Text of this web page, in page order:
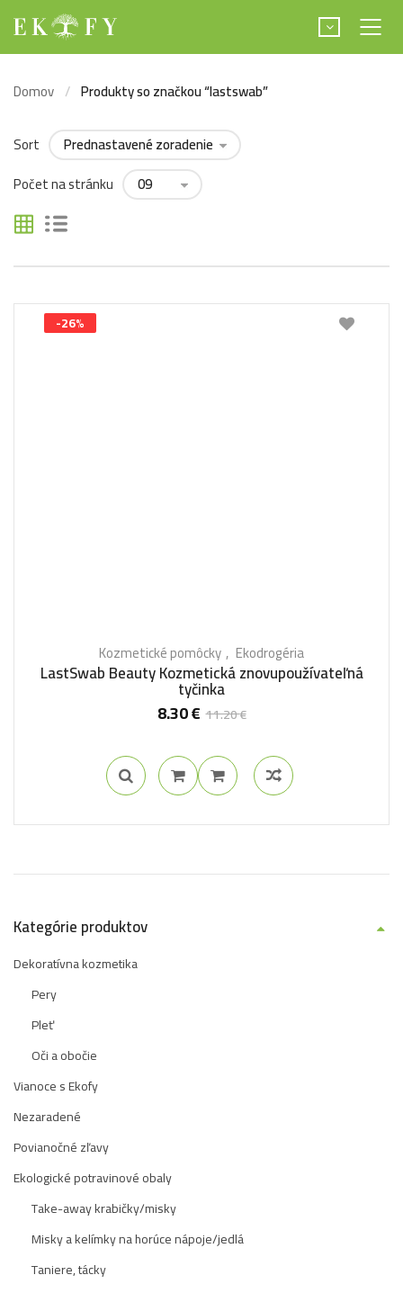
Domov Produkty so značkou “lastswab”
Sort
Počet na stránku
-26%
Kozmetické pomôcky Ekodrogéria
LastSwab Beauty Kozmetická znovupoužívateľná
tyčinka
11.20€
8.30€
Kategórie produktov
Dekoratívna kozmetika
Pery
Pleť
Oči a obočie
Vianoce s Ekofy
Nezaradené
Povianočné zľavy
Ekologické potravinové obaly
Take-away krabičky/misky
Misky a kelímky na horúce nápoje/jedlá
Taniere, tácky